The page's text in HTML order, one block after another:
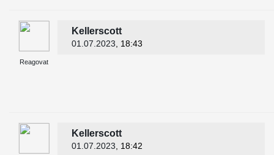
Reagovat
Kellerscott
01.07.2023 , 18:43
Kellerscott
01.07.2023 , 18:42